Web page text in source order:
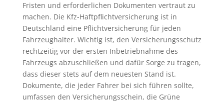
Fristen und erforderlichen Dokumenten vertraut zu
machen. Die Kfz-Haftpflichtversicherung ist in
Deutschland eine Pflichtversicherung für jeden
Fahrzeughalter. Wichtig ist, den Versicherungsschutz
rechtzeitig vor der ersten Inbetriebnahme des
Fahrzeugs abzuschließen und dafür Sorge zu tragen,
dass dieser stets auf dem neuesten Stand ist.
Dokumente, die jeder Fahrer bei sich führen sollte,
umfassen den Versicherungsschein, die Grüne